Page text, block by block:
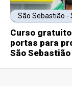
São Sebastião -
Curso
portas para
São Sebastião